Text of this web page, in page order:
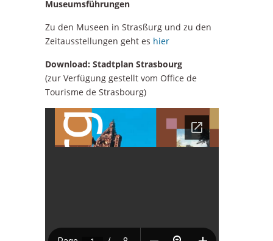
Museumsführungen
Zu den Museen in Strasßurg und zu den
Zeitausstellungen geht es hier
Download: Stadtplan Strasbourg
(zur Verfügung gestellt vom Office de
Tourisme de Strasbourg)